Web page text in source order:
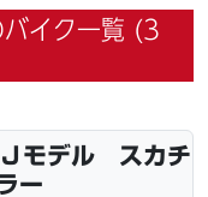
イク一覧 (3
モデル スカチ
ー